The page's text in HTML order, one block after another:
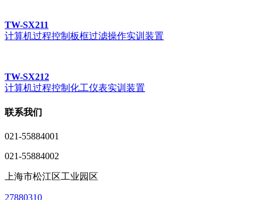
TW-SX211
计算机过程控制板框过滤操作实训装置
TW-SX212
计算机过程控制化工仪表实训装置
联系我们
021-55884001
021-55884002
上海市松江区工业园区
27880310